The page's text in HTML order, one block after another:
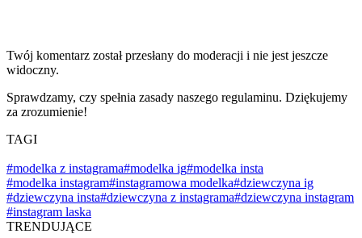
Twój komentarz został przesłany do moderacji i nie jest jeszcze
widoczny.
Sprawdzamy, czy spełnia zasady naszego regulaminu. Dziękujemy
za zrozumienie!
TAGI
#modelka z instagrama#modelka ig#modelka insta
#modelka instagram#instagramowa modelka#dziewczyna ig
#dziewczyna insta#dziewczyna z instagrama#dziewczyna instagram
#instagram laska
TRENDUJĄCE